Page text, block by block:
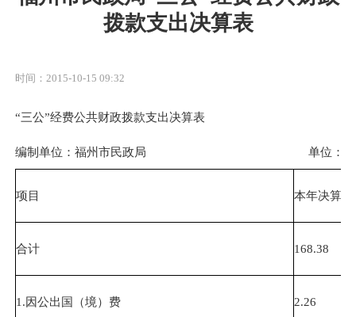
拨款支出决算表
时间：2015-10-15 09:32
“三公”经费公共财政拨款支出决算表
编制单位：福州市民政局 单位：
项目 本年决算数
合计 168.38
1 .因公出国（境）费 2.26